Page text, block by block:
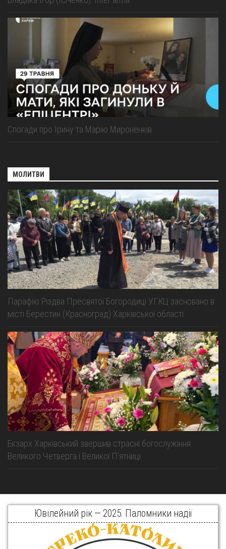
Спогади про Ірину та Марію Мироненків
МОЛИТВИ
Парафію Різдва Пресвятої Богородиці УГКЦ засновано в
місті Берестин (Красноград) Харківської області
Екзарх Харківський звершив страсні богослужіння
Великого Четверга і Великої Пʼятниці
Ювілейний рік — 2025. Паломники надії